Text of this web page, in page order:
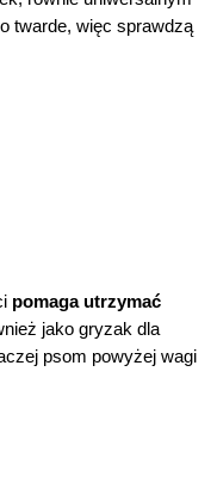
twarde, więc sprawdzą
pomaga utrzymać
jako gryzak dla
psom powyżej wagi